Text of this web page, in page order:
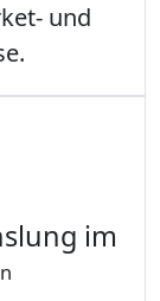
und
im